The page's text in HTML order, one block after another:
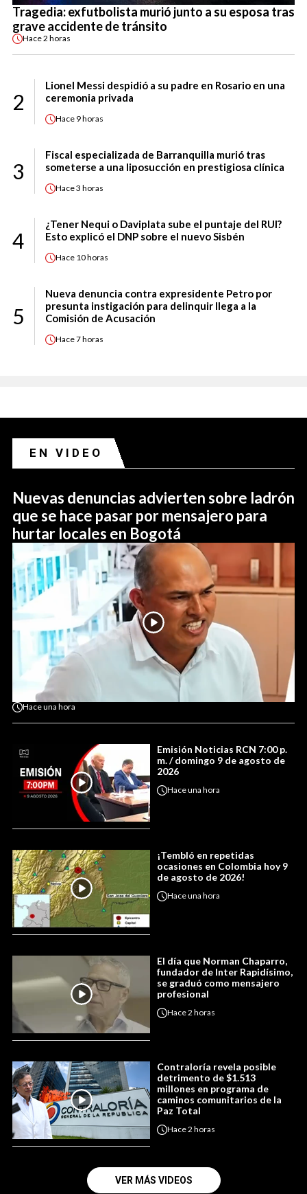
Tragedia: exfutbolista murió junto a su esposa tras
grave accidente de tránsito
Hace2 horas
2
Lionel Messi despidió a su padre en Rosario en una
ceremonia privada
Hace 9 horas
3
Fiscal especializada de Barranquilla murió tras
someterse a una liposucción en prestigiosa clínica
Hace3 horas
4
¿Tener Nequi o Daviplata sube el puntaje del RUI?
Esto explicó el DNP sobre el nuevo Sisbén
Hace 10 horas
5
Nueva denuncia contra expresidente Petro por
presunta instigación para delinquir llega a la
Comisión de Acusación
Hace7 horas
EN VIDEO
Nuevas denuncias advierten sobre ladrón
que se hace pasar por mensajero para
hurtar locales en Bogotá
Haceuna hora
Emisión Noticias RCN 7:00 p.
m. / domingo 9 de agosto de
2026
Haceuna hora
¡Tembló en repetidas
ocasiones en Colombia hoy 9
de agosto de 2026!
Haceuna hora
El día que Norman Chaparro,
fundador de Inter Rapidísimo,
se graduó como mensajero
profesional
Hace2 horas
Contraloría revela posible
detrimento de $1.513
millones en programa de
caminos comunitarios de la
Paz Total
Hace2 horas
VER MÁS VIDEOS